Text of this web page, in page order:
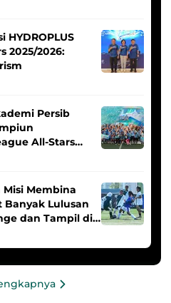
HYDROPLUS
2025/2026:
Persib
All-Stars
Membina
Banyak Lulusan
dan Tampil di